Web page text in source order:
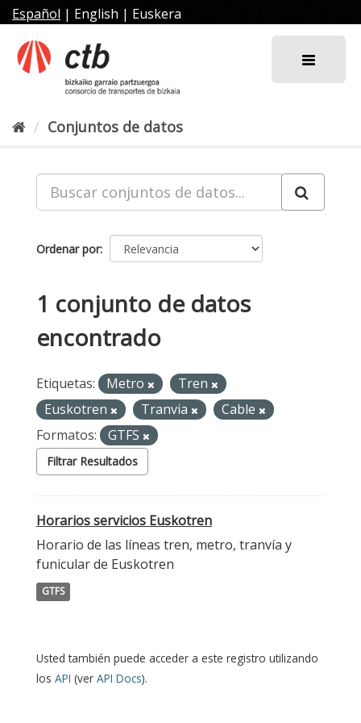
al
contenido
Español | English | Euskera
Conjuntos de datos
Ordenar por
1 conjunto de datos
encontrado
Etiquetas: Metro
Tren
Euskotren
Tranvia
Cable
Formatos:
GTFS
Filtrar Resultados
Horarios servicios Euskotren
Horario de las líneas tren, metro, tranvía y
funicular de Euskotren
GTFS
Usted también puede acceder a este registro utilizando
los API (ver API Docs).